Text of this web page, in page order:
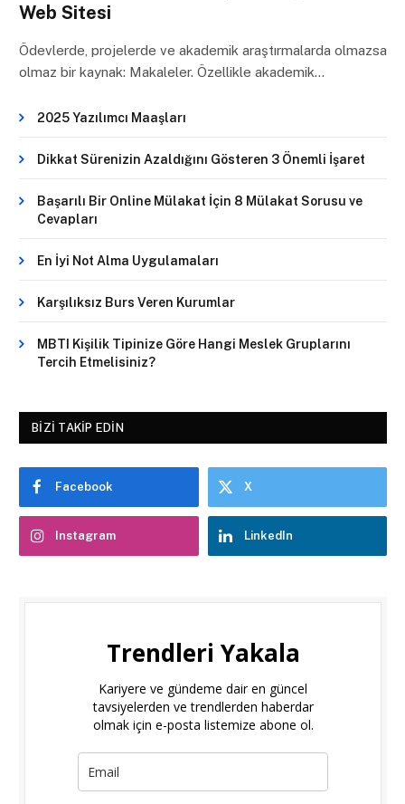
Web Sitesi
Ödevlerde, projelerde ve akademik araştırmalarda olmazsa
olmaz bir kaynak: Makaleler. Özellikle akademik…
2025 Yazılımcı Maaşları
Dikkat Sürenizin Azaldığını Gösteren 3 Önemli İşaret
Başarılı Bir Online Mülakat İçin 8 Mülakat Sorusu ve
Cevapları
En İyi Not Alma Uygulamaları
Karşılıksız Burs Veren Kurumlar
MBTI Kişilik Tipinize Göre Hangi Meslek Gruplarını
Tercih Etmelisiniz?
BIZI TAKIP EDIN
Facebook X
Instagram LinkedIn
Trendleri Yakala
Kariyere ve gündeme dair en güncel
tavsiyelerden ve trendlerden haberdar
olmak için e-posta listemize abone ol.